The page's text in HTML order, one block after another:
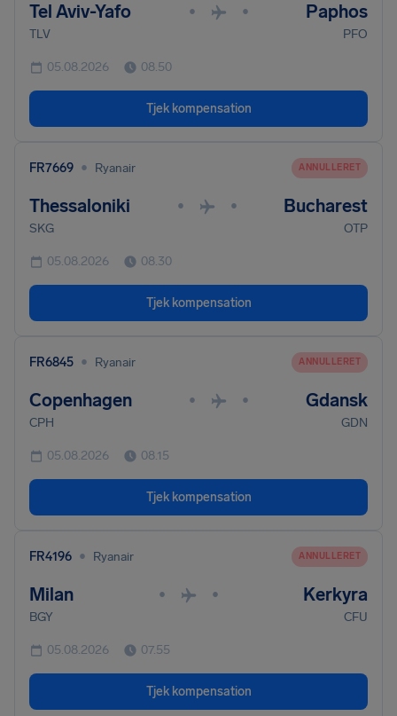
Tel Aviv-Yafo • • Paphos
TLV PFO
05.08.2026 08.50
Tjek kompensation
FR7669 • Ryanair ANNULLERET
Thessaloniki • • Bucharest
SKG OTP
05.08.2026 08.30
Tjek kompensation
FR6845 • Ryanair ANNULLERET
Copenhagen • • Gdansk
CPH GDN
05.08.2026 08.15
Tjek kompensation
FR4196 • Ryanair ANNULLERET
Milan • • Kerkyra
BGY CFU
05.08.2026 07.55
Tjek kompensation